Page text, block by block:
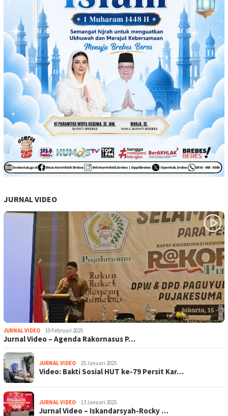
JURNAL VIDEO
JURNAL VIDEO 19 Februari 2025
Jurnal Video – Agenda Rakornasus P…
JURNAL VIDEO 25 Januari 2025
Video: Bakti Sosial HUT ke-79 Persit Kar…
JURNAL VIDEO 13 Januari 2025
Jurnal Video – Iskandarsyah-Rocky …